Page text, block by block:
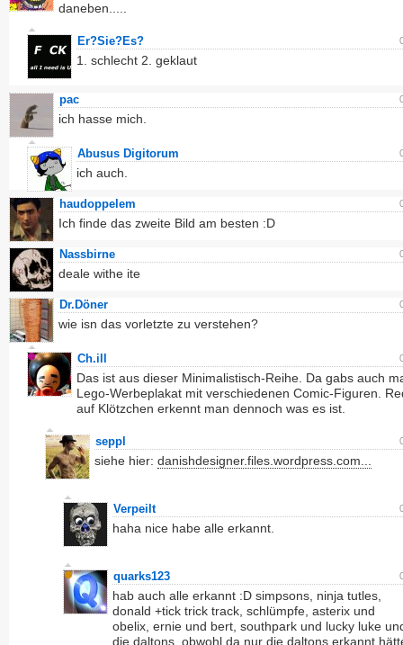
daneben.....
Er?Sie?Es?
1. schlecht 2. geklaut
pac
ich hasse mich.
Abusus Digitorum
ich auch.
haudoppelem
Ich finde das zweite Bild am besten :D
Nassbirne
deale withe ite
Dr.Döner
wie isn das vorletzte zu verstehen?
Ch.ill
Das ist aus dieser Minimalistisch-Reihe. Da gabs auch
Lego-Werbeplakat mit verschiedenen Comic-Figuren.
auf Klötzchen erkennt man dennoch was es ist.
seppl
siehe hier: danishdesigner.files.wordpress.com...
Verpeilt
haha nice habe alle erkannt.
quarks123
hab auch alle erkannt :D simpsons, ninja tutles,
donald +tick trick track, schlümpfe, asterix und
obelix, ernie und bert, southpark und lucky luke
die daltons, obwohl da nur die daltons erkannt